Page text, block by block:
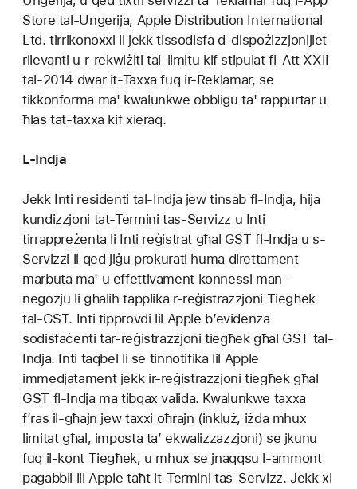
Store tal-Ungerija, Apple Distribution International
Ltd. tirrikonoxxi li jekk tissodisfa d-dispożizzjonijiet
rilevanti u r-rekwiżiti tal-limitu kif stipulat fl-Att XXII
tal-2014 dwar it-Taxxa fuq ir-Reklamar, se
tikkonforma ma' kwalunkwe obbligu ta' rappurtar u
ħlas tat-taxxa kif xieraq.
L-Indja
Jekk Inti residenti tal-Indja jew tinsab fl-Indja, hija
kundizzjoni tat-Termini tas-Servizz u Inti
tirrappreżenta li Inti reġistrat għal GST fl-Indja u s-
Servizzi li qed jiġu prokurati huma direttament
marbuta ma' u effettivament konnessi man-
negozju li għalih tapplika r-reġistrazzjoni Tiegħek
tal-GST. Inti tipprovdi lil Apple b’evidenza
sodisfaċenti tar-reġistrazzjoni tiegħek għal GST tal-
Indja. Inti taqbel li se tinnotifika lil Apple
immedjatament jekk ir-reġistrazzjoni tiegħek għal
GST fl-Indja ma tibqax valida. Kwalunkwe taxxa
f’ras il-għajn jew taxxi oħrajn (inkluż, iżda mhux
limitat għal, imposta ta’ ekwalizzazzjoni) se jkunu
fuq il-kont Tiegħek, u mhux se jnaqqsu l-ammont
pagabbli lil Apple taħt it-Termini tas-Servizz. Jekk xi